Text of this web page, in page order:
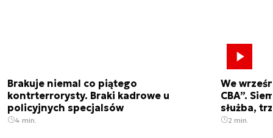
Brakuje niemal co piątego
kontrterrorysty. Braki kadrowe u
policyjnych specjalsów
4 min.
We
CBA”.
służba,
2 min.